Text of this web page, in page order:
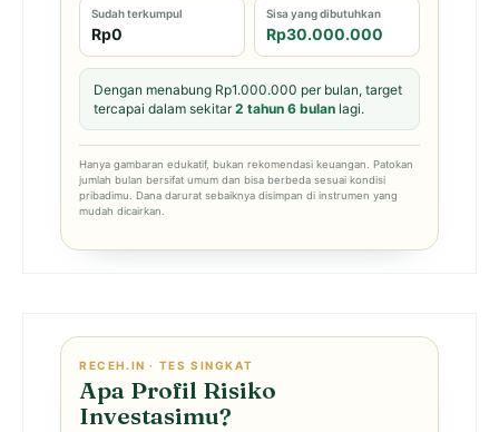
Sudah terkumpul
Rp0
Sisa yang dibutuhkan
Rp30.000.000
Dengan menabung Rp1.000.000 per bulan, target
tercapai dalam sekitar2 tahun 6 bulan lagi.
Hanya gambaran edukatif, bukan rekomendasi keuangan. Patokan
jumlah bulan bersifat umum dan bisa berbeda sesuai kondisi
pribadimu. Dana darurat sebaiknya disimpan di instrumen yang
mudah dicairkan.
RECEH.IN · TES SINGKAT
Apa Profil Risiko
Investasimu?